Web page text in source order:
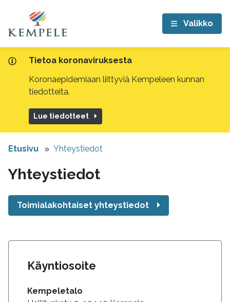
Tietoa koronaviruksesta
Koronaepidemiaan liittyviä Kempeleen kunnan
tiedotteita.
Lue tiedotteet
Valikko
Etusivu Yhteystiedot
Yhteystiedot
Toimialakohtaiset yhteystiedot
Käyntiosoite
Kempeletalo